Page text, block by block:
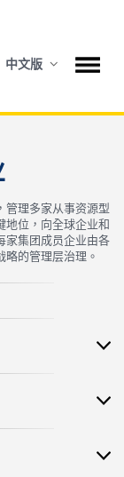
中文版
理多家从事资源型
地位，向全球企业和
家集团成员企业由各
略的管理层治理。